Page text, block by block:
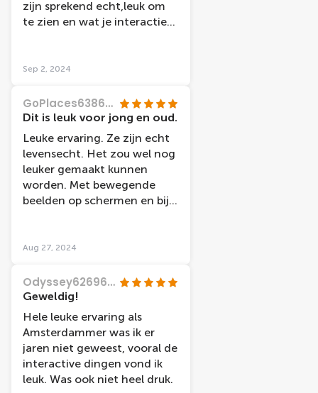
zijn sprekend echt,leuk om
te zien en wat je interactief
ons,de foto van,van Gogh
toeristen niet hoe ze hun
foto konden maken.
Sep 2, 2024
GoPlaces63860683865
Dit is leuk voor jong en oud.
Leuke ervaring. Ze zijn echt
levensecht. Het zou wel nog
leuker gemaakt kunnen
worden. Met bewegende
beelden op schermen en bij
beelden kunnen wel een
Holland café, zou iets meer
Hollandse muziek gedraaid
kunnen worden.
Aug 27, 2024
Odyssey62696346499
Geweldig!
Hele leuke ervaring als
Amsterdammer was ik er
jaren niet geweest, vooral de
interactive dingen vond ik
leuk. Was ook niet heel druk.